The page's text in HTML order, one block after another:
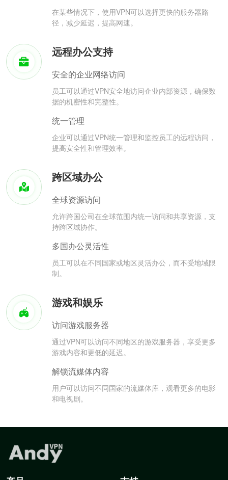
在某些情况下，使用VPN可以选择更快的服务器路
径，减少延迟，提高网速。
远程办公支持
安全的企业网络访问
员工可以通过VPN安全地访问企业内部资源，确保数
据的机密性和完整性。
统一管理
企业可以通过VPN统一管理和监控员工的远程访问，
提高安全性和管理效率。
跨区域办公
全球资源访问
允许跨国公司在全球范围内统一访问和共享资源，支
持跨区域协作。
多国办公灵活性
员工可以在不同国家或地区灵活办公，而不受地域限
制。
游戏和娱乐
访问游戏服务器
通过VPN可以访问不同地区的游戏服务器，享受更多
游戏内容和更低的延迟。
解锁流媒体内容
用户可以访问不同国家的流媒体库，观看更多的电影
和电视剧。